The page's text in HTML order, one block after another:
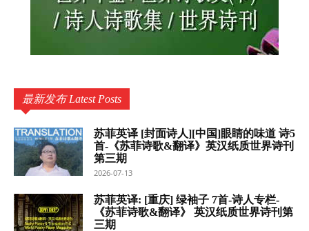
最新发布 Latest Posts
苏菲英译 [封面诗人][中国]眼睛的味道 诗5
首-《苏菲诗歌&翻译》英汉纸质世界诗刊
第三期
2026-07-13
苏菲英译: [重庆] 绿袖子 7首-诗人专栏-
《苏菲诗歌&翻译》 英汉纸质世界诗刊第
三期